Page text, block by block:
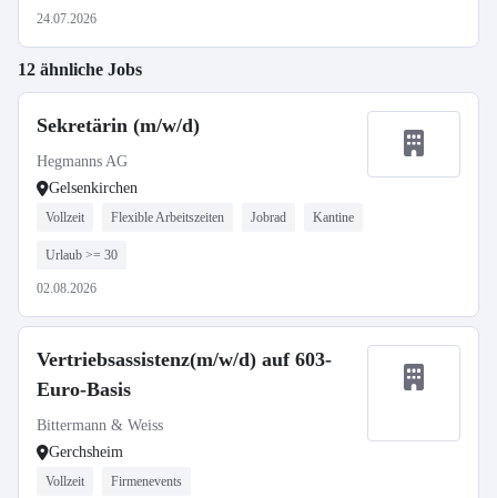
24.07.2026
12 ähnliche Jobs
Sekretärin (m/w/d)
Hegmanns AG
Gelsenkirchen
Vollzeit Flexible Arbeitszeiten Jobrad Kantine
Urlaub >= 30
02.08.2026
Vertriebsassistenz(m/w/d) auf 603-
Euro-Basis
Bittermann & Weiss
Gerchsheim
Vollzeit Firmenevents